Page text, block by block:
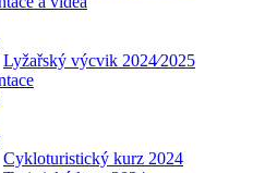
Lyžařský výcvik 2024⁄2025
Cykloturistický kurz 2024